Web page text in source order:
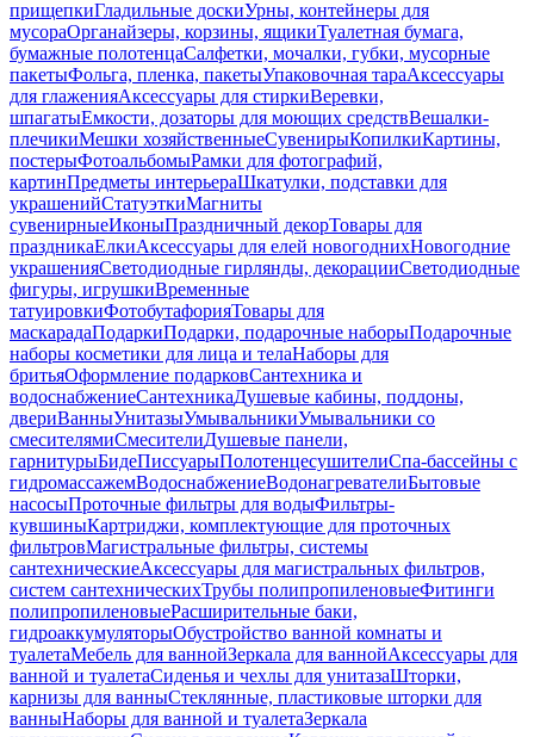
прищепкиГладильные доскиУрны, контейнеры для
мусораОрганайзеры, корзины, ящикиТуалетная бумага,
бумажные полотенцаСалфетки, мочалки, губки, мусорные
пакетыФольга, пленка, пакетыУпаковочная тараАксессуары
для глаженияАксессуары для стиркиВеревки,
шпагатыЕмкости, дозаторы для моющих средствВешалки-
плечикиМешки хозяйственныеСувенирыКопилкиКартины,
постерыФотоальбомыРамки для фотографий,
картинПредметы интерьераШкатулки, подставки для
украшенийСтатуэткиМагниты
сувенирныеИконыПраздничный декорТовары для
праздникаЕлкиАксессуары для елей новогоднихНовогодние
украшенияСветодиодные гирлянды, декорацииСветодиодные
фигуры, игрушкиВременные
татуировкиФотобутафорияТовары для
маскарадаПодаркиПодарки, подарочные наборыПодарочные
наборы косметики для лица и телаНаборы для
бритьяОформление подарковСантехника и
водоснабжениеСантехникаДушевые кабины, поддоны,
двериВанныУнитазыУмывальникиУмывальники со
смесителямиСмесителиДушевые панели,
гарнитурыБидеПиссуарыПолотенцесушителиСпа-бассейны с
гидромассажемВодоснабжениеВодонагревателиБытовые
насосыПроточные фильтры для водыФильтры-
кувшиныКартриджи, комплектующие для проточных
фильтровМагистральные фильтры, системы
сантехническиеАксессуары для магистральных фильтров,
систем сантехническихТрубы полипропиленовыеФитинги
полипропиленовыеРасширительные баки,
гидроаккумуляторыОбустройство ванной комнаты и
туалетаМебель для ваннойЗеркала для ваннойАксессуары для
ванной и туалетаСиденья и чехлы для унитазаШторки,
карнизы для ванныСтеклянные, пластиковые шторки для
ванныНаборы для ванной и туалетаЗеркала